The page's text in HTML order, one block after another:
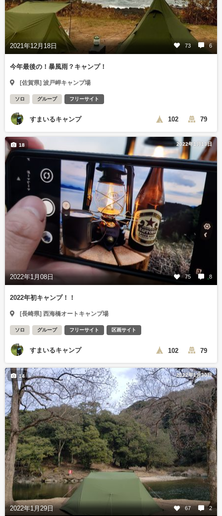
2021年12月18日 73 6
今年最後の！暴風雨？キャンプ！
[佐賀県] 波戸岬キャンプ場
ソロ グループ フリーサイト
すまいるキャンプ 102 79
2022年1月13日
2022年1月08日 75 8
18
2022年初キャンプ！！
[長崎県] 西海橋オートキャンプ場
ソロ グループ フリーサイト 区画サイト
すまいるキャンプ 102 79
2022年1月30日
2022年1月29日 67 2
14